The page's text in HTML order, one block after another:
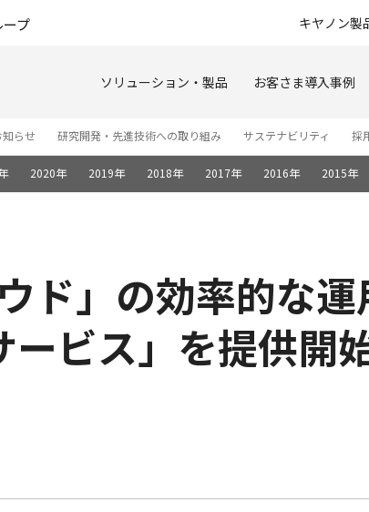
プ キヤノン製
ソリューション・製品 お客さま導入事例
知らせ 研究開発・先進技術への取り組み サステナビリティ 採
2020年 2019年 2018年 2017年 2016年 2015年
ド」の効率的な
ービス」を提供開